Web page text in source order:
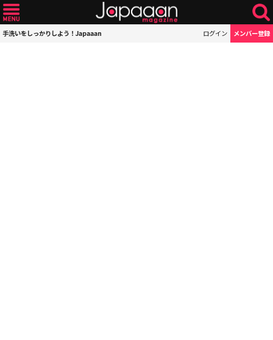
手洗いをしっかりしよう！Japaaan ログイン メンバー登録